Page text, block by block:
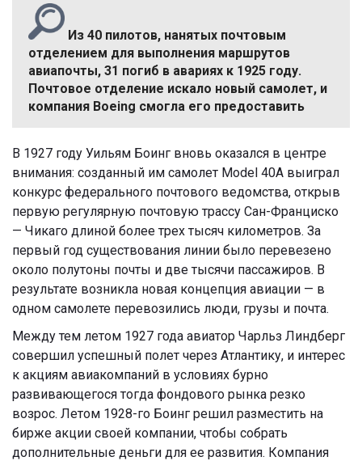
Из 40 пилотов, нанятых почтовым
отделением для выполнения маршрутов
авиапочты, 31 погиб в авариях к 1925 году.
Почтовое отделение искало новый самолет, и
компания Boeing смогла его предоставить
В 1927 году Уильям Боинг вновь оказался в центре
внимания: созданный им самолет Model 40А выиграл
конкурс федерального почтового ведомства, открыв
первую регулярную почтовую трассу Сан-Франциско
— Чикаго длиной более трех тысяч километров. За
первый год существования линии было перевезено
около полутоны почты и две тысячи пассажиров. В
результате возникла новая концепция авиации — в
одном самолете перевозились люди, грузы и почта.
Между тем летом 1927 года авиатор Чарльз Линдберг
совершил успешный полет через Атлантику, и интерес
к акциям авиакомпаний в условиях бурно
развивающегося тогда фондового рынка резко
возрос. Летом 1928-го Боинг решил разместить на
бирже акции своей компании, чтобы собрать
дополнительные деньги для ее развития. Компания